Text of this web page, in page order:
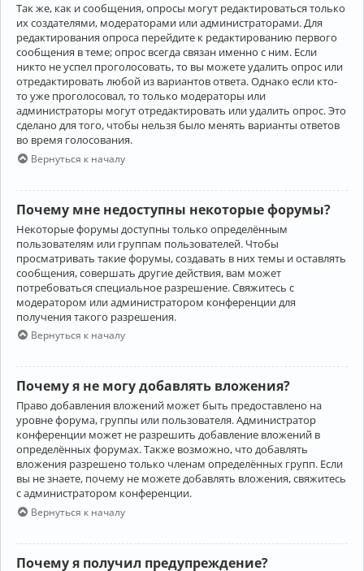
Так же, как и сообщения, опросы могут редактироваться только
их создателями, модераторами или администраторами. Для
редактирования опроса перейдите к редактированию первого
сообщения в теме; опрос всегда связан именно с ним. Если
никто не успел проголосовать, то вы можете удалить опрос или
отредактировать любой из вариантов ответа. Однако если кто-
то уже проголосовал, то только модераторы или
администраторы могут отредактировать или удалить опрос. Это
сделано для того, чтобы нельзя было менять варианты ответов
во время голосования.
Вернуться к началу
Почему мне недоступны некоторые форумы?
Некоторые форумы доступны только определённым
пользователям или группам пользователей. Чтобы
просматривать такие форумы, создавать в них темы и оставлять
сообщения, совершать другие действия, вам может
потребоваться специальное разрешение. Свяжитесь с
модератором или администратором конференции для
получения такого разрешения.
Вернуться к началу
Почему я не могу добавлять вложения?
Право добавления вложений может быть предоставлено на
уровне форума, группы или пользователя. Администратор
конференции может не разрешить добавление вложений в
определённых форумах. Также возможно, что добавлять
вложения разрешено только членам определённых групп. Если
вы не знаете, почему не можете добавлять вложения, свяжитесь
с администратором конференции.
Вернуться к началу
Почему я получил предупреждение?